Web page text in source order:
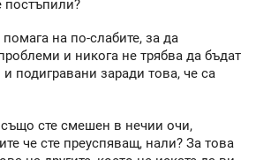
постъпили?
на по-слабите, за да
и никога не трябва да бъдат
подигравани заради това, че са
сте смешен в нечии очи,
че сте преуспяващ, нали? За това